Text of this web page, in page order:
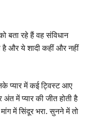
बता रहे हैं वह संविधान
है और ये शादी कहीं और नहीं
प्यार में कई ट्विस्ट आए
में प्यार की जीत होती है
में सिंदूर भरा. सुनने में तो